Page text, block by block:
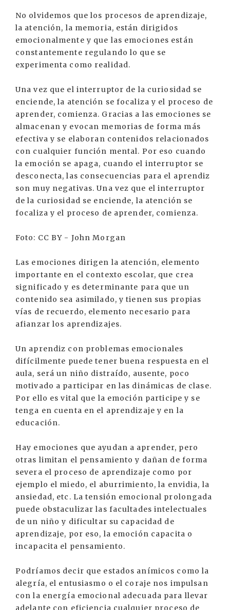
No olvidemos que los procesos de aprendizaje,
la atención, la memoria, están dirigidos
emocionalmente y que las emociones están
constantemente regulando lo que se
experimenta como realidad.
Una vez que el interruptor de la curiosidad se
enciende, la atención se focaliza y el proceso de
aprender, comienza. Gracias a las emociones se
almacenan y evocan memorias de forma más
efectiva y se elaboran contenidos relacionados
con cualquier función mental. Por eso cuando
la emoción se apaga, cuando el interruptor se
desconecta, las consecuencias para el aprendiz
son muy negativas. Una vez que el interruptor
de la curiosidad se enciende, la atención se
focaliza y el proceso de aprender, comienza.
Foto: CC BY - John Morgan
Las emociones dirigen la atención, elemento
importante en el contexto escolar, que crea
significado y es determinante para que un
contenido sea asimilado, y tienen sus propias
vías de recuerdo, elemento necesario para
afianzar los aprendizajes.
Un aprendiz con problemas emocionales
difícilmente puede tener buena respuesta en el
aula, será un niño distraído, ausente, poco
motivado a participar en las dinámicas de clase.
Por ello es vital que la emoción participe y se
tenga en cuenta en el aprendizaje y en la
educación.
Hay emociones que ayudan a aprender, pero
otras limitan el pensamiento y dañan de forma
severa el proceso de aprendizaje como por
ejemplo el miedo, el aburrimiento, la envidia, la
ansiedad, etc. La tensión emocional prolongada
puede obstaculizar las facultades intelectuales
de un niño y dificultar su capacidad de
aprendizaje, por eso, la emoción capacita o
incapacita el pensamiento.
Podríamos decir que estados anímicos como la
alegría, el entusiasmo o el coraje nos impulsan
con la energía emocional adecuada para llevar
adelante con eficiencia cualquier proceso de